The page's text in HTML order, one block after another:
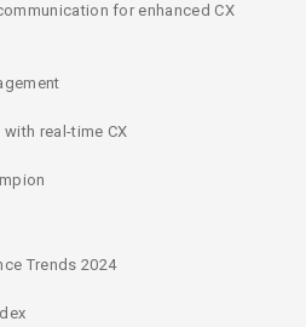
for enhanced CX
real-time CX
Trends 2024